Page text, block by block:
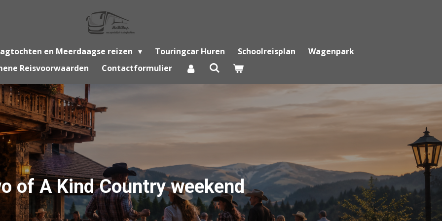
en Meerdaagse reizen Touringcar Huren Schoolreisplan
Wagenpark
Reisvoorwaarden
Contactformulier
of A Kind Country weekend